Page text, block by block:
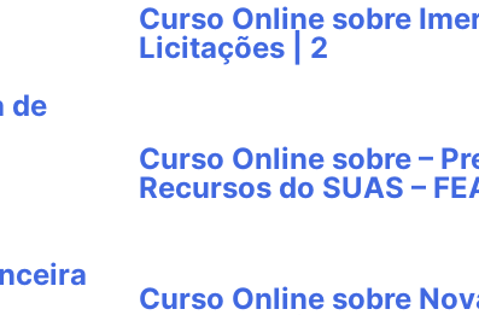
de
Curso Online sobre
Licitações | 2
Curso Online sobre –
Recursos do SUAS –
Curso Online sobre